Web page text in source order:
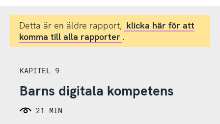
Detta är en äldre rapport, klicka här för att
komma till alla rapporter .
KAPITEL 9
Barns digitala kompetens
21 MIN